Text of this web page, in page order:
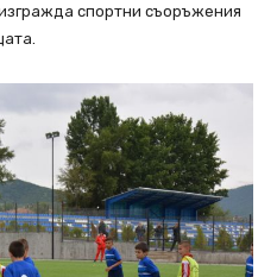
спортни съоръжения